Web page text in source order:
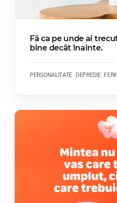
Fă ca pe unde ai
bine decât înainte.
PERSONALITATE DEPRESIE